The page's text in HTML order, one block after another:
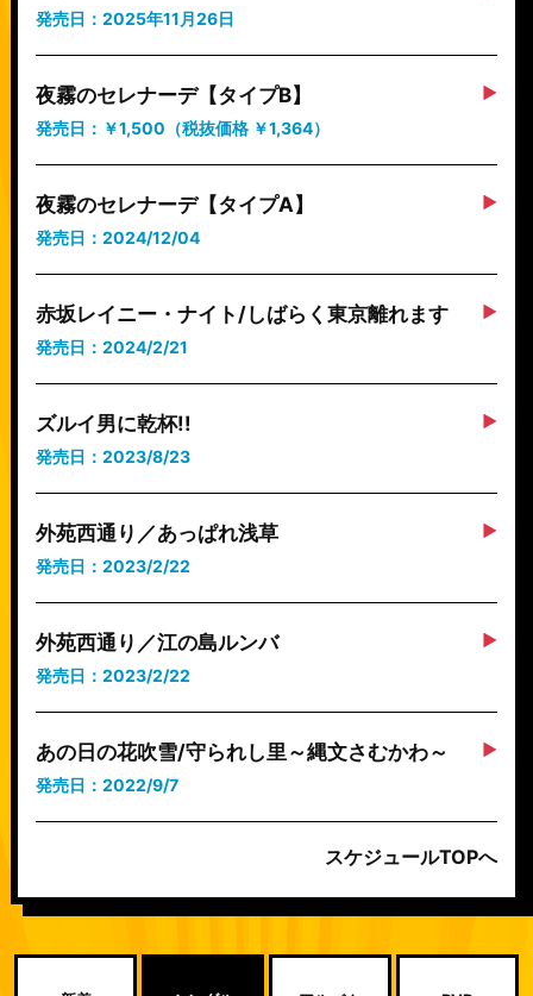
発売日：2025年11月26日
夜霧のセレナーデ【タイプB】
発売日：￥1,500（税抜価格 ￥1,364）
夜霧のセレナーデ【タイプA】
発売日：2024/12/04
赤坂レイニー・ナイト/しばらく東京離れます
発売日：2024/2/21
ズルイ男に乾杯!!
発売日：2023/8/23
外苑西通り／あっぱれ浅草
発売日：2023/2/22
外苑西通り／江の島ルンバ
発売日：2023/2/22
あの日の花吹雪/守られし里～縄文さむかわ～
発売日：2022/9/7
スケジュールTOPへ